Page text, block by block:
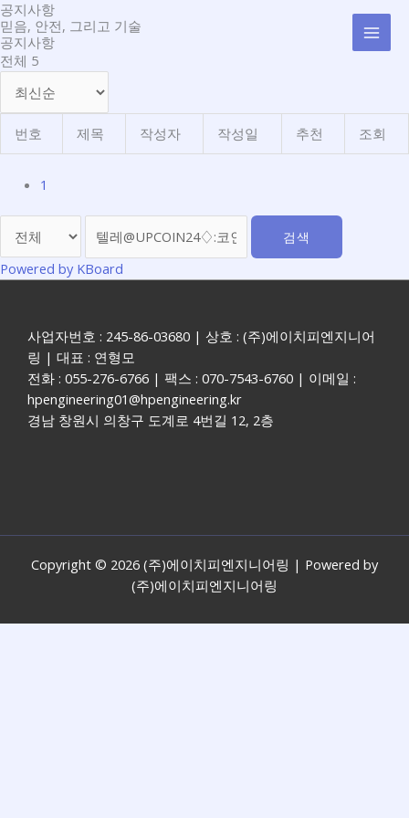
콘
텐
츠
로
너
기
공지사항
믿음, 안전, 그리고 기술
공지사항
전체 5
번호 제목 작성자 작성일 추천 조회
1
검색
Powered by KBoard
사업자번호 : 245-86-03680 | 상호 : (주)에이치피엔지니어
링 | 대표 : 연형모
전화 : 055-276-6766 | 팩스 : 070-7543-6760 | 이메일 :
hpengineering01@hpengineering.kr
경남 창원시 의창구 도계로 4번길 12, 2층
Copyright © 2026 (주)에이치피엔지니어링 | Powered by
(주)에이치피엔지니어링